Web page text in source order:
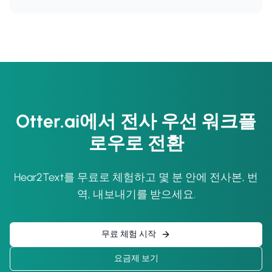
Otter.ai에서 전사 우선 워크플
로우로 전환
Hear2Text를 무료로 체험하고 몇 분 안에 전사본, 번
역, 내보내기를 받으세요.
무료 체험 시작
요금제 보기